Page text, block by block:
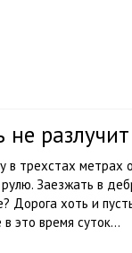
не
в трехстах метрах
Заезжать в
Дорога хоть и
это время суток…